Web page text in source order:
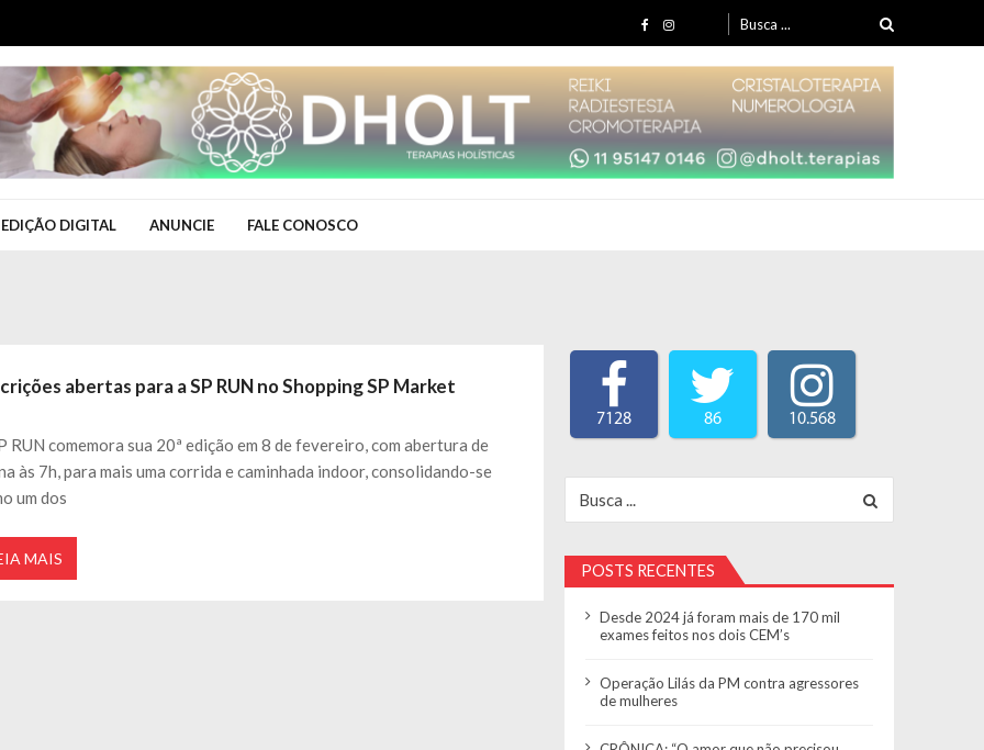
Search for:
EDIÇÃO DIGITAL ANUNCIE FALE CONOSCO
abertas para a SP RUN no Shopping SP Market
RUN comemora sua 20ª edição em 8 de fevereiro, com abertura de
às 7h, para mais uma corrida e caminhada indoor, consolidando-se
um dos
MAIS
7128 86 10.568
POSTS RECENTES
Desde 2024 já foram mais de 170 mil
exames feitos nos dois CEM’s
Operação Lilás da PM contra agressores
de mulheres